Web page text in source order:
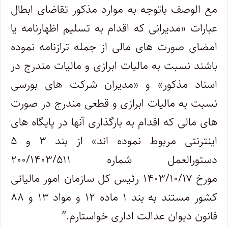
مع الوصف باتوجه به موارد مذکور تقاضای ابطال
عبارات «مدیرانی که اقدام به تسلیم اظهارنامه یا
امضای صورت های مالی از جمله ترازنامه نموده
باشند نسبت به مالیات ابرازی و مالیات مندرج در
اسناد مذکور» و «مدیران شرکت های بورسی
نسبت به مالیات ابرازی و قطعی مندرج در صورت
های مالی که اقدام به بارگذاری آنها در پایگاه های
اینترنتی مربوط نموده اند» از بند ۳ و ۵
دستورالعمل شماره ۲۰۰/۱۴۰۳/۵۱۱
مورخ ۱۴۰۳/۱۰/۱۷ رئیس کل سازمان امور مالیاتی
کشور مستند به بند ۱ ماده ۱۲ و مواد ۱۳ و ۸۸
قانون دیوان عدالت اداری خواستارم.”